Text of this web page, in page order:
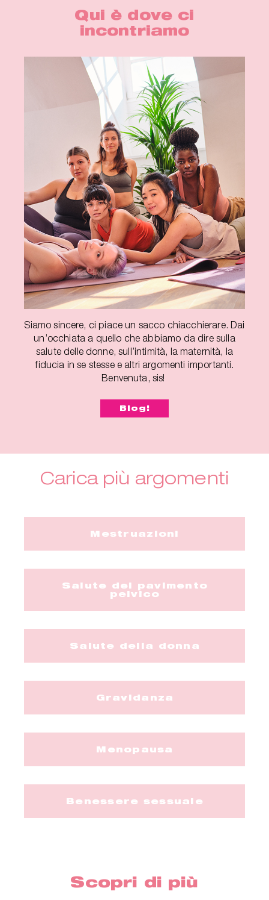
Qui è dove ci
incontriamo
Siamo sincere, ci piace un sacco chiacchierare. Dai
un’occhiata a quello che abbiamo da dire sulla
salute delle donne, sull’intimità, la maternità, la
fiducia in se stesse e altri argomenti importanti.
Benvenuta, sis!
Blog!
Carica più argomenti
Mestruazioni
Salute del pavimento
pelvico
Salute della donna
Gravidanza
Menopausa
Benessere sessuale
Scopri di più